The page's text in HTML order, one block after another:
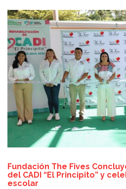
Fundación The Fives
del CADI “El Principito” y
escolar